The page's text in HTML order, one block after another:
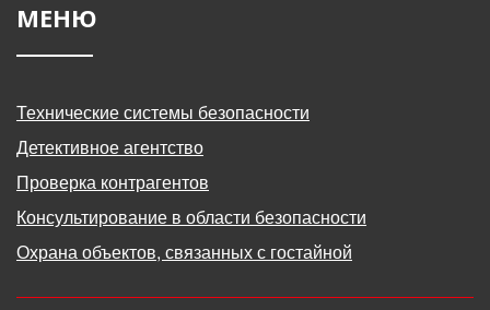
МЕНЮ
Технические системы безопасности
Детективное агентство
Проверка контрагентов
Консультирование в области безопасности
Охрана объектов, связанных с гостайной